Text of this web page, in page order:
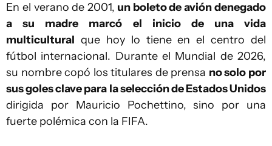
En el verano de 2001, un boleto de avión denegado
a su madre marcó el inicio de una vida
multicultural que hoy lo tiene en el centro del
fútbol internacional. Durante el Mundial de 2026,
su nombre copó los titulares de prensa no solo por
sus goles clave para la selección de Estados Unidos
dirigida por Mauricio Pochettino, sino por una
fuerte polémica con la FIFA.